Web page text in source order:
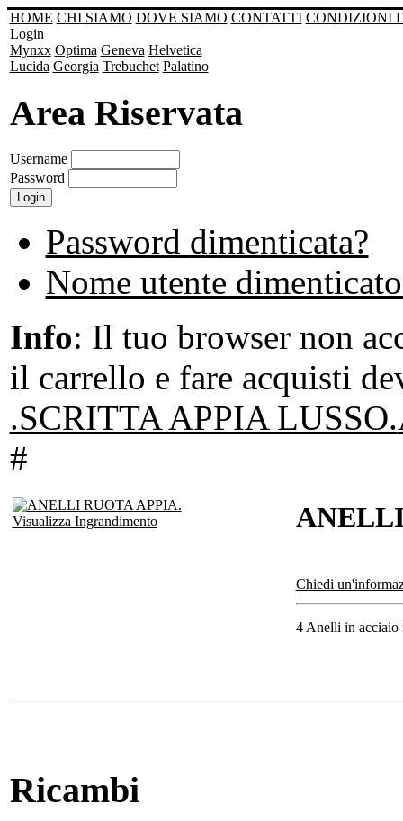
HOME CHI SIAMO DOVE SIAMO CONTATTI CONDIZIONI
Login
Mynxx Optima Geneva Helvetica
Lucida Georgia Trebuchet Palatino
Area Riservata
Username
Password
Password dimenticata?
Nome utente
Info: Il tuo browser non
il carrello e fare acquisti
.SCRITTA APPIA LUSSO.
#
Visualizza Ingrandimento
Chiedi
4 Anelli in acciaio
Ricambi